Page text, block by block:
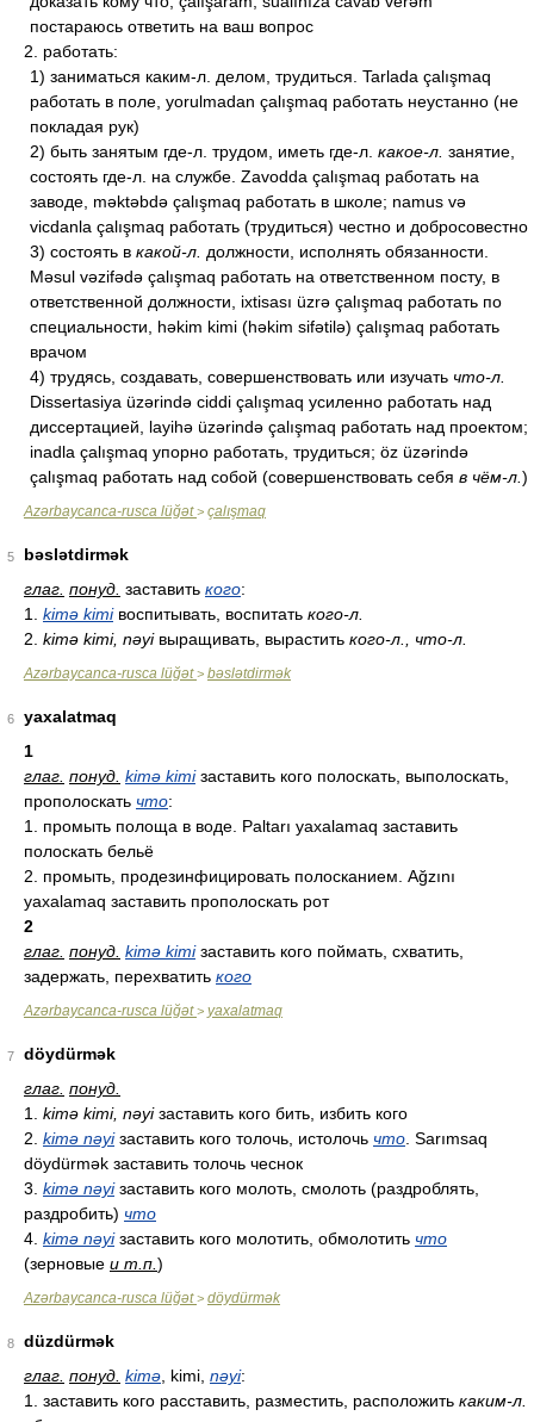
постараюсь ответить на ваш вопрос
2. работать:
1) заниматься каким-л. делом, трудиться. Tarlada çalışmaq
работать в поле, yorulmadan çalışmaq работать неустанно (не
покладая рук)
2) быть занятым где-л. трудом, иметь где-л. какое-л. занятие,
состоять где-л. на службе. Zavodda çalışmaq работать на
заводе, məktəbdə çalışmaq работать в школе; namus və
vicdanla çalışmaq работать (трудиться) честно и добросовестно
3) состоять в какой-л. должности, исполнять обязанности.
Məsul vəzifədə çalışmaq работать на ответственном посту, в
ответственной должности, ixtisası üzrə çalışmaq работать по
специальности, həkim kimi (həkim sifətilə) çalışmaq работать
врачом
4) трудясь, создавать, совершенствовать или изучать что-л.
Dissertasiya üzərində ciddi çalışmaq усиленно работать над
диссертацией, layihə üzərində çalışmaq работать над проектом;
inadla çalışmaq упорно работать, трудиться; öz üzərində
çalışmaq работать над собой (совершенствовать себя в чём-л. )
Azərbaycanca-rusca lüğət> çalışmaq
5
bəslətdirmək
глаг. понуд. заставить кого:
1. kimə kimiвоспитывать, воспитать кого-л.
2. kimə kimi, nəyiвыращивать, вырастить кого-л., что-л.
Azərbaycanca-rusca lüğət> bəslətdirmək
6
yaxalatmaq
1
глаг. понуд. kimə kimiзаставить кого полоскать, выполоскать,
прополоскать что:
1. промыть полоща в воде. Paltarı yaxalamaq заставить
полоскать бельё
2. промыть, продезинфицировать полосканием. Ağzını
yaxalamaq заставить прополоскать рот
2
глаг. понуд. kimə kimiзаставить кого поймать, схватить,
задержать, перехватить кого
Azərbaycanca-rusca lüğət> yaxalatmaq
7
döydürmək
глаг. понуд.
1. kimə kimi, nəyiзаставить кого бить, избить кого
2. kimə nəyiзаставить кого толочь, истолочь что . Sarımsaq
döydürmək заставить толочь чеснок
3. kimə nəyiзаставить кого молоть, смолоть (раздроблять,
раздробить) что
4. kimə nəyiзаставить кого молотить, обмолотить что
(зерновые и т.п. )
Azərbaycanca-rusca lüğət> döydürmək
8
düzdürmək
глаг. понуд. kimə , kimi, nəyi:
1. заставить кого расставить, разместить, расположить каким-л.